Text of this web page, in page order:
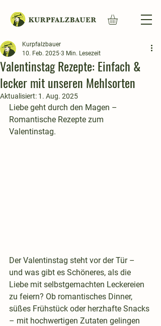
Valentinstag Rezepte: Einfach &
lecker mit unseren Mehlsorten
Kurpfalzbauer
10. Feb. 2025 3 Min. Lesezeit
Aktualisiert: 1. Aug. 2025
Liebe geht durch den Magen –
Romantische Rezepte zum
Valentinstag.
Der Valentinstag steht vor der Tür –
und was gibt es Schöneres, als die
Liebe mit selbstgemachten Leckereien
zu feiern? Ob romantisches Dinner,
süßes Frühstück oder herzhafte Snacks
– mit hochwertigen Zutaten gelingen